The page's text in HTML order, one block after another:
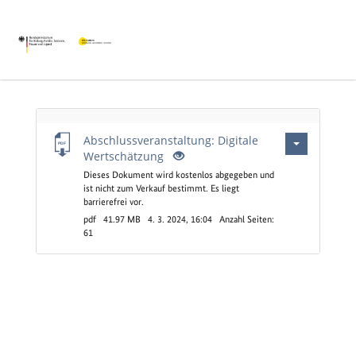
Titel
Abschlussveranstaltung: Digitale
Wertschätzung
Dieses Dokument wird kostenlos abgegeben und
ist nicht zum Verkauf bestimmt. Es liegt
barrierefrei vor.
pdf
41.97 MB 4. 3. 2024, 16:04
Anzahl Seiten:
61